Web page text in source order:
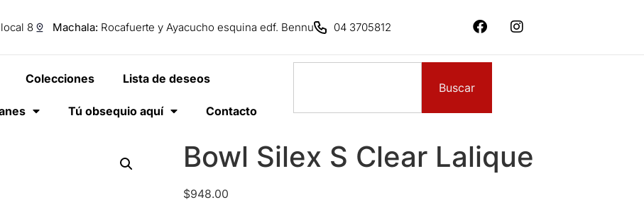
8 Machala: Rocafuerte y Ayacucho esquina edf. Bennu 04 3705812
Colecciones Lista de deseos
Tú obsequio aquí Contacto
Buscar
Bowl Silex S Clear Lalique
$948.00